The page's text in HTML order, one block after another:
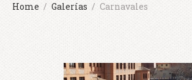
Home Galerías Carnavales